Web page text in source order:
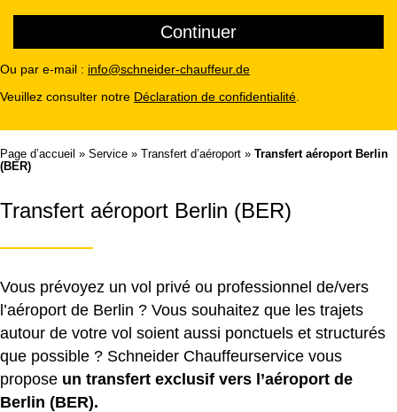
Ou par e-mail : info@schneider-chauffeur.de
Veuillez consulter notre Déclaration de confidentialité
Page d’accueil » Service » Transfert d’aéroport » Transfert aéroport Berlin
(BER)
Transfert aéroport Berlin (BER)
Vous prévoyez un vol privé ou professionnel de/vers
l’aéroport de Berlin ? Vous souhaitez que les trajets
autour de votre vol soient aussi ponctuels et structurés
que possible ? Schneider Chauffeurservice vous
propose un transfert exclusif vers l’aéroport de
Berlin (BER).